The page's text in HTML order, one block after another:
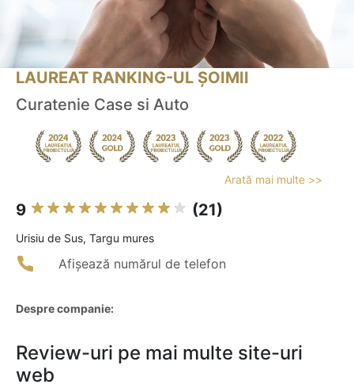
LAUREAT RANKING-UL ȘOIMII
Curatenie Case si Auto
Arată mai multe >>
9 (21)
Urisiu de Sus, Targu mures
Afișează numărul de telefon
Despre companie:
Review-uri pe mai multe site-uri
web